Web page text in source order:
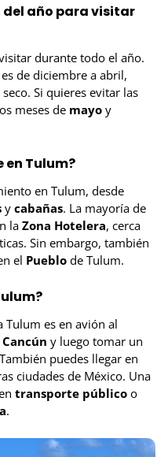
del año para visitar
durante todo el año.
de diciembre a abril,
Si quieres evitar las
meses de mayo y
en Tulum?
en Tulum, desde
y cabañas. La mayoría de
la Zona Hotelera, cerca
Sin embargo, también
el Pueblo de Tulum.
Tulum es en avión al
y luego tomar un
puedes llegar en
ciudades de México. Una
transporte público o
.